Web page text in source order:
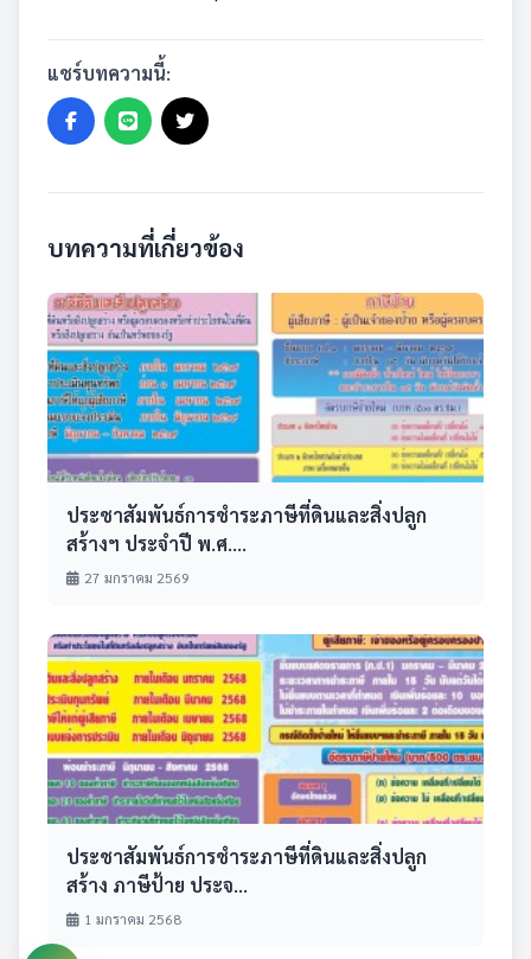
แชร์บทความนี้:
บทความที่เกี่ยวข้อง
ประชาสัมพันธ์การชำระภาษีที่ดินและสิ่งปลูก
สร้างฯ ประจำปี พ.ศ....
27 มกราคม 2569
ประชาสัมพันธ์การชำระภาษีที่ดินและสิ่งปลูก
สร้าง ภาษีป้าย ประจ...
1 มกราคม 2568